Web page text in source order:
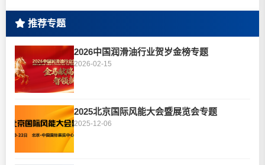
推荐专题
2026中国润滑油行业贺岁金榜专题
2026-02-15
2025北京国际风能大会暨展览会专题
2025-12-06